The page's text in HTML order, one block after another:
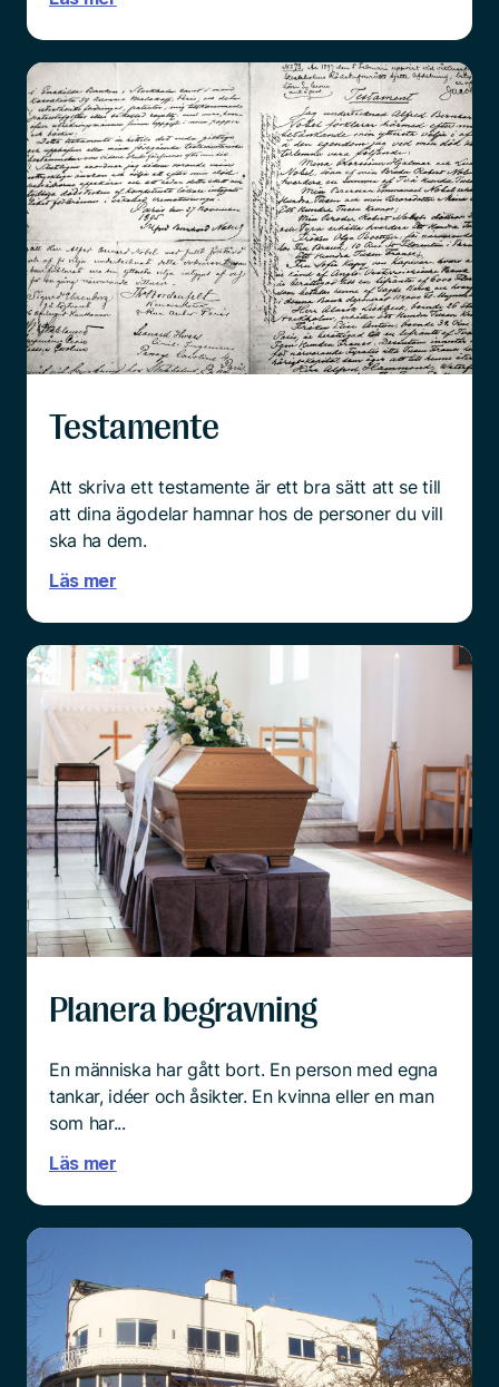
Testamente
Att skriva ett testamente är ett bra sätt att se till
att dina ägodelar hamnar hos de personer du vill
ska ha dem.
Läs mer
Planera begravning
En människa har gått bort. En person med egna
tankar, idéer och åsikter. En kvinna eller en man
som har...
Läs mer